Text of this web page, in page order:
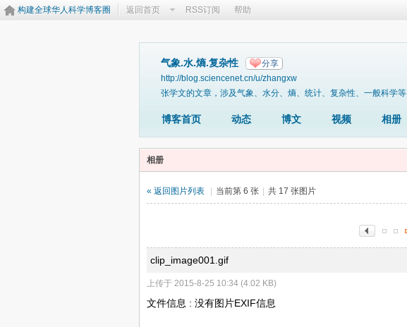
构建全球华人科学博客圈 返回首页 RSS订阅 帮助
气象.水.熵.复杂性 分享
http://blog.sciencenet.cn/u/zhangxw
张学文的文章，涉及气象、水分、熵、统计、复杂性、一般科学等
博客首页 动态 博文 视频 相册
相册
« 返回图片列表 当前第 6 张 共 17 张图片
clip_image001.gif
上传于 2015-8-25 10:34 (4.02 KB)
文件信息 : 没有图片EXIF信息